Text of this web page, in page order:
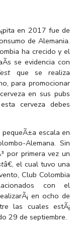
en 2017 fue de
de Alemania.
ha crecido y el
se evidencia con
que se realiza
para promocionar
en sus pubs
cerveza debes
escala en
Alemana. Sin
por primera vez un
â€, el cual tuvo una
Club Colombia
con el
en ocho de
las cuales estÃ¡
29 de septiembre.